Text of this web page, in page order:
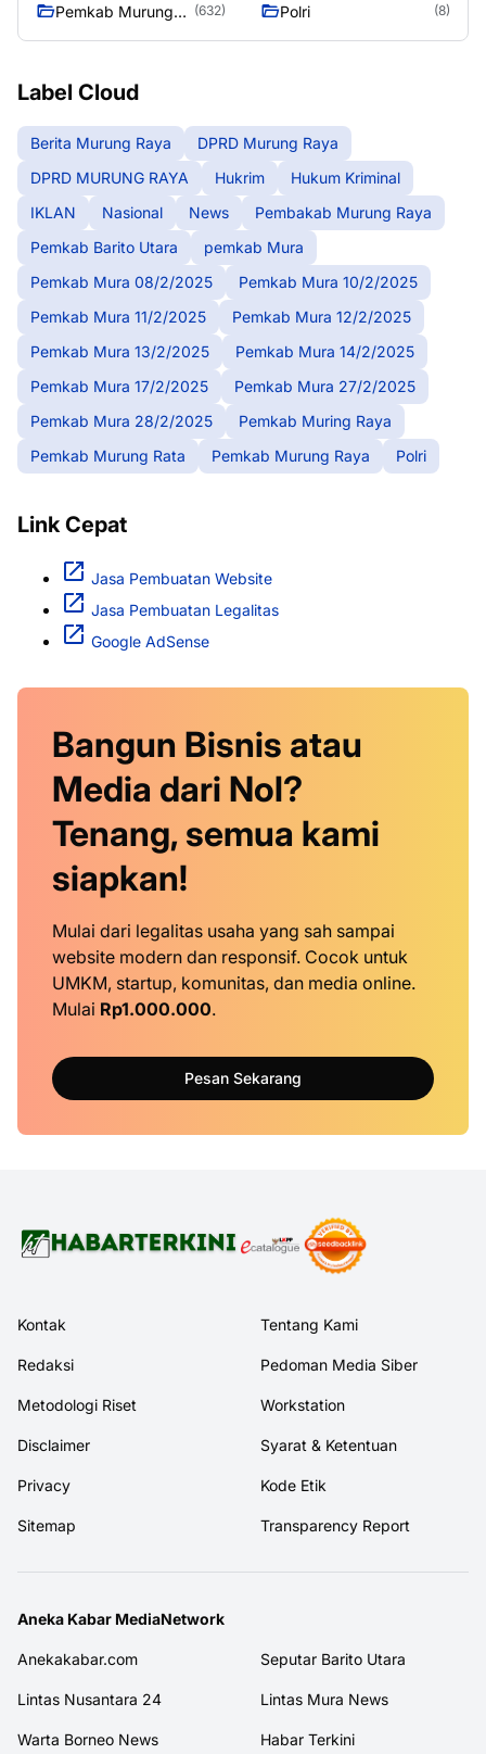
Pemkab Murung
(632) Polri (8)
Label Cloud
Berita Murung Raya
DPRD Murung Raya
DPRD MURUNG RAYA
Hukrim
Hukum Kriminal
IKLAN
Nasional News
Pembakab Murung Raya
Pemkab Barito Utara
pemkab Mura
Pemkab Mura 08/2/2025
Pemkab Mura 10/2/2025
Pemkab Mura 11/2/2025
Pemkab Mura 12/2/2025
Pemkab Mura 13/2/2025
Pemkab Mura 14/2/2025
Pemkab Mura 17/2/2025
Pemkab Mura 27/2/2025
Pemkab Mura 28/2/2025
Pemkab Muring Raya
Pemkab Murung Rata
Pemkab Murung Raya Polri
Link Cepat
Jasa Pembuatan Website
Jasa Pembuatan Legalitas
Google AdSense
Bangun Bisnis atau
Media dari Nol?
Tenang, semua kami
siapkan!
Mulai dari legalitas usaha yang sah sampai
website modern dan responsif. Cocok untuk
UMKM, startup, komunitas, dan media online.
Mulai Rp1.000.000.
Pesan Sekarang
Kontak Tentang Kami
Redaksi Pedoman Media Siber
Metodologi Riset Workstation
Disclaimer Syarat & Ketentuan
Privacy Kode Etik
Sitemap Transparency Report
Aneka Kabar MediaNetwork
Anekakabar.com Seputar Barito Utara
Lintas Nusantara 24 Lintas Mura News
Warta Borneo News Habar Terkini